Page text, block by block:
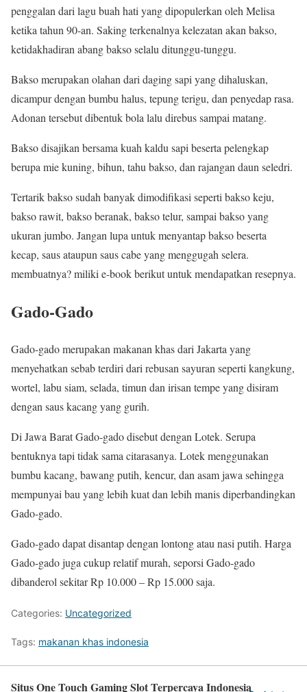
penggalan dari lagu buah hati yang dipopulerkan oleh Melisa
ketika tahun 90-an. Saking terkenalnya kelezatan akan bakso,
ketidakhadiran abang bakso selalu ditunggu-tunggu.
Bakso merupakan olahan dari daging sapi yang dihaluskan,
dicampur dengan bumbu halus, tepung terigu, dan penyedap rasa.
Adonan tersebut dibentuk bola lalu direbus sampai matang.
Bakso disajikan bersama kuah kaldu sapi beserta pelengkap
berupa mie kuning, bihun, tahu bakso, dan rajangan daun seledri.
Tertarik bakso sudah banyak dimodifikasi seperti bakso keju,
bakso rawit, bakso beranak, bakso telur, sampai bakso yang
ukuran jumbo. Jangan lupa untuk menyantap bakso beserta
kecap, saus ataupun saus cabe yang menggugah selera.
membuatnya? miliki e-book berikut untuk mendapatkan resepnya.
Gado-Gado
Gado-gado merupakan makanan khas dari Jakarta yang
menyehatkan sebab terdiri dari rebusan sayuran seperti kangkung,
wortel, labu siam, selada, timun dan irisan tempe yang disiram
dengan saus kacang yang gurih.
Di Jawa Barat Gado-gado disebut dengan Lotek. Serupa
bentuknya tapi tidak sama citarasanya. Lotek menggunakan
bumbu kacang, bawang putih, kencur, dan asam jawa sehingga
mempunyai bau yang lebih kuat dan lebih manis diperbandingkan
Gado-gado.
Gado-gado dapat disantap dengan lontong atau nasi putih. Harga
Gado-gado juga cukup relatif murah, seporsi Gado-gado
dibanderol sekitar Rp 10.000 – Rp 15.000 saja.
Categories: Uncategorized
Tags: makanan khas indonesia
Situs One Touch Gaming Slot Terpercaya Indonesia